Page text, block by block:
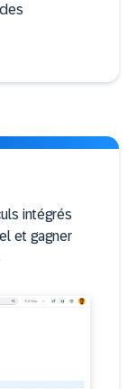
intégrés
et gagner